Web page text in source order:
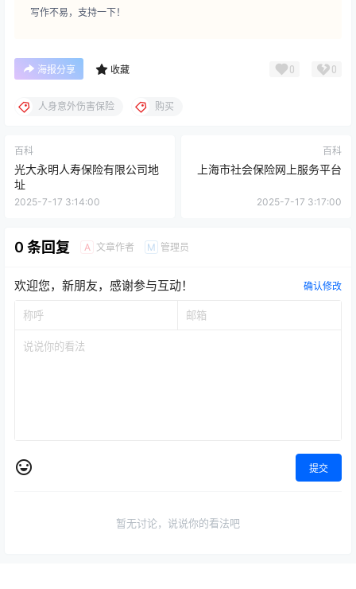
写作不易，支持一下！
海报分享 收藏 0 0
人身意外伤害保险 购买
百科
光大永明人寿保险有限公司地
址
2025-7-17 3:14:00
百科
上海市社会保险网上服务平台
2025-7-17 3:17:00
0 条回复 A 文章作者 M 管理员
欢迎您，新朋友，感谢参与互动！ 确认修改
提交
暂无讨论，说说你的看法吧